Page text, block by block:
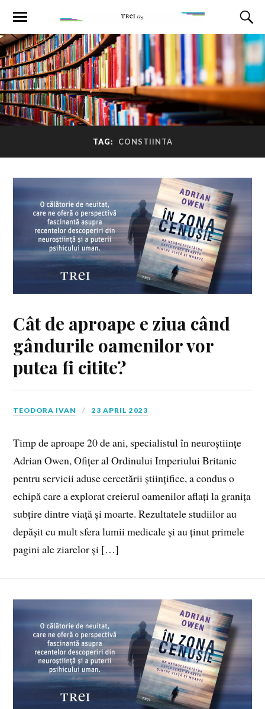
TAG: CONSTIINTA
Cât de aproape e ziua când
gândurile oamenilor vor
putea fi citite?
TEODORA IVAN 23 APRIL 2023
Timp de aproape 20 de ani, specialistul în neuroștiințe
Adrian Owen, Ofițer al Ordinului Imperiului Britanic
pentru servicii aduse cercetării științifice, a condus o
echipă care a explorat creierul oamenilor aflați la granița
subțire dintre viață și moarte. Rezultatele studiilor au
depășit cu mult sfera lumii medicale și au ținut primele
pagini ale ziarelor și […]